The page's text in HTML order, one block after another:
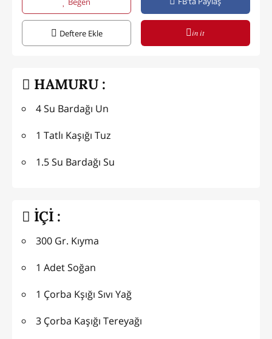
Deftere Ekle in it
HAMURU :
4 Su Bardağı Un
1 Tatlı Kaşığı Tuz
1.5 Su Bardağı Su
İÇİ :
300 Gr. Kıyma
1 Adet Soğan
1 Çorba Kşığı Sıvı Yağ
3 Çorba Kaşığı Tereyağı